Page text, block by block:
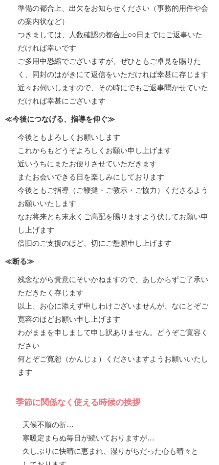
準備の都合上、出欠をお知らせください（事務的用件や会
の案内状など）
つきましては、人数確認の都合上○○日までにご返事いた
だければ幸いです
ご多用中恐縮でございますが、ぜひともご卓見を賜りた
く、同封のはがきにて返信をいただければ幸甚に存じます
近々お伺いしますので、その時にでもご返事聞かせていた
だければ幸甚にございます
≪今後につなげる、指導を仰ぐ≫
今後ともよろしくお願いします
これからもどうぞよろしくお願い申し上げます
近いうちにまたお便りさせていただきます
またお会いできる日を楽しみにしております
今後ともご指導（ご鞭撻・ご教示・ご協力）くださるよう
お願いいたします
なお将来とも末永くご高配を賜りますよう伏してお願い申
し上げます
倍旧のご支援のほど、切にご懇願申し上げます
≪断る≫
残念ながら貴意にそいかねますので、あしからずご了承い
ただきたく存じます
以上、お心に添えず申しわけございませんが、なにとぞご
寛容のほどお願い申し上げます
わがままを申しまして申し訳ありません。どうぞご寛容く
ださい
何とぞご寛恕（かんじょ）くださいますようお願いいたし
ます
季節に関係なく使える時候の挨拶
天候不順の折…
寒暖定まらぬ毎日が続いておりますが…
久しぶりに快晴に恵まれ、湿りがちだった心も晴々と